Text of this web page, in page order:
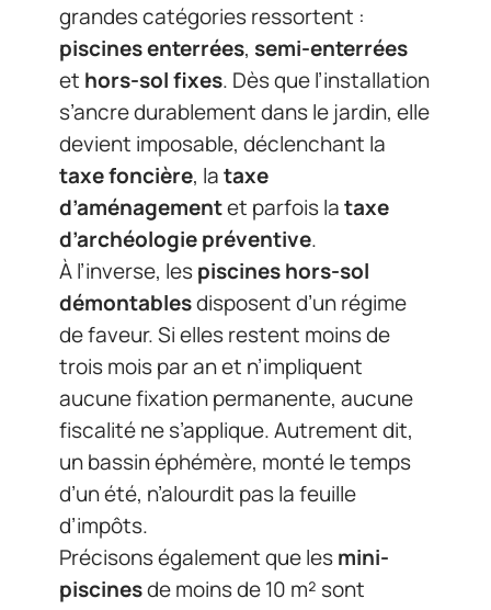
grandes catégories ressortent :
piscines enterrées, semi-enterrées
et hors-sol fixes. Dès que l’installation
s’ancre durablement dans le jardin, elle
devient imposable, déclenchant la
taxe foncière, lataxe
d’aménagementet parfois lataxe
d’archéologie préventive.
À l’inverse, lespiscines hors-sol
démontablesdisposent d’un régime
de faveur. Si elles restent moins de
trois mois par an et n’impliquent
aucune fixation permanente, aucune
fiscalité ne s’applique. Autrement dit,
un bassin éphémère, monté le temps
d’un été, n’alourdit pas la feuille
d’impôts.
Précisons également que lesmini-
piscinesde moins de 10 m² sont